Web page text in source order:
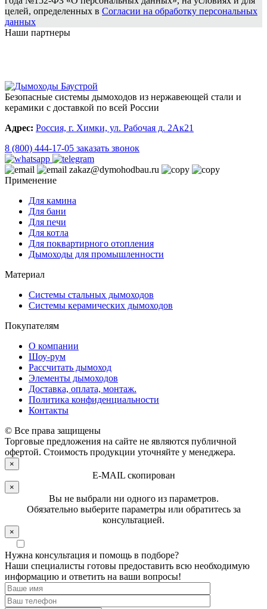
целей, определенных в Согласии на обработку персональных
данных
Наши партнеры
Безопасные системы дымоходов из нержавеющей стали и
керамики с доставкой по всей России
Адрес: Россия, г. Химки, ул. Рабочая д. 2Ак21
8 (800) 444-17-05 заказать звонок
zakaz@dymohodbau.ru
Применение
Для камина
Для бани
Для печи
Для котла
Для поквартирного отопления
Дымоходы для промышленности
Материал
Системы стальных дымоходов
Системы керамических дымоходов
Покупателям
О компании
Шоу-рум
Рассчитать дымоход
Элементы дымоходов
Доставка, оплата, монтаж.
Политика конфиденциальности
Контакты
© Все права защищены
Торговые предложения на сайте не являются публичной
офертой. Стоимость продукции уточняйте у менеджера.
×
E-MAIL скопирован
×
Вы не выбрали ни одного из параметров.
Обязательно выберите параметры или обратитесь за
консультацией.
×
Нужна консультация и помощь в подборе?
Наши специалисты готовы предоставить всю необходимую
информацию и ответить на ваши вопросы!